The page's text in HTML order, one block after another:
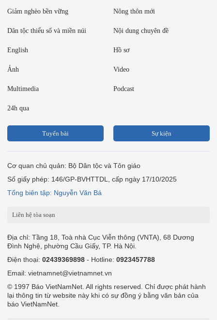
Giảm nghèo bền vững Nông thôn mới
Dân tộc thiểu số và miền núi Nội dung chuyên đề
English Hồ sơ
Ảnh Video
Multimedia Podcast
24h qua
Tuyến bài Sự kiện
Cơ quan chủ quản: Bộ Dân tộc và Tôn giáo
Số giấy phép: 146/GP-BVHTTDL, cấp ngày 17/10/2025
Tổng biên tập: Nguyễn Văn Bá
Liên hệ tòa soạn
Địa chỉ: Tầng 18, Toà nhà Cục Viễn thông (VNTA), 68 Dương
Đình Nghệ, phường Cầu Giấy, TP. Hà Nội.
Điện thoại: 02439369898 - Hotline: 0923457788
Email: vietnamnet@vietnamnet.vn
© 1997 Báo VietNamNet. All rights reserved. Chỉ được phát hành
lại thông tin từ website này khi có sự đồng ý bằng văn bản của
báo VietNamNet.